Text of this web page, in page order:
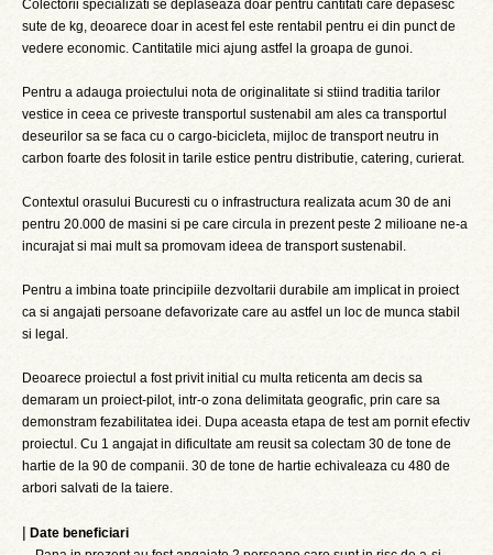
Colectorii specializati se deplaseaza doar pentru cantitati care depasesc
sute de kg, deoarece doar in acest fel este rentabil pentru ei din punct de
vedere economic. Cantitatile mici ajung astfel la groapa de gunoi.
Pentru a adauga proiectului nota de originalitate si stiind traditia tarilor
vestice in ceea ce priveste transportul sustenabil am ales ca transportul
deseurilor sa se faca cu o cargo-bicicleta, mijloc de transport neutru in
carbon foarte des folosit in tarile estice pentru distributie, catering, curierat.
Contextul orasului Bucuresti cu o infrastructura realizata acum 30 de ani
pentru 20.000 de masini si pe care circula in prezent peste 2 milioane ne-a
incurajat si mai mult sa promovam ideea de transport sustenabil.
Pentru a imbina toate principiile dezvoltarii durabile am implicat in proiect
ca si angajati persoane defavorizate care au astfel un loc de munca stabil
si legal.
Deoarece proiectul a fost privit initial cu multa reticenta am decis sa
demaram un proiect-pilot, intr-o zona delimitata geografic, prin care sa
demonstram fezabilitatea idei. Dupa aceasta etapa de test am pornit efectiv
proiectul. Cu 1 angajat in dificultate am reusit sa colectam 30 de tone de
hartie de la 90 de companii. 30 de tone de hartie echivaleaza cu 480 de
arbori salvati de la taiere.
| Date beneficiari